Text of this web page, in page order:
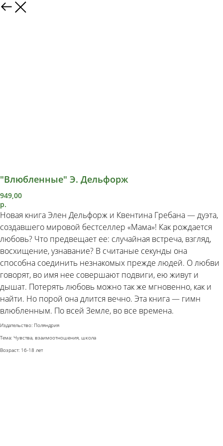
"Влюбленные" Э. Дельфорж
949,00
р.
Новая книга Элен Дельфорж и Квентина Гребана — дуэта,
создавшего мировой бестселлер «Мама»! Как рождается
любовь? Что предвещает ее: случайная встреча, взгляд,
восхищение, узнавание? В считаные секунды она
способна соединить незнакомых прежде людей. О любви
говорят, во имя нее совершают подвиги, ею живут и
дышат. Потерять любовь можно так же мгновенно, как и
найти. Но порой она длится вечно. Эта книга — гимн
влюбленным. По всей Земле, во все времена.
Издательство: Поляндрия
Тема: Чувства, взаимоотношения, школа
Возраст: 16-18 лет